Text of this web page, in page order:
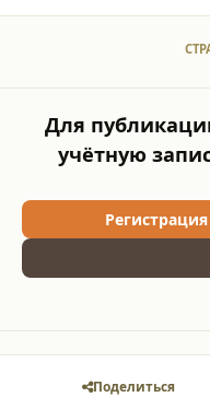
Для
учётную
Поделиться